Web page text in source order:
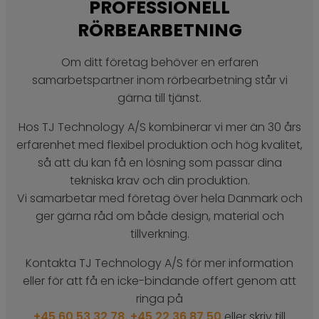
PROFESSIONELL
RÖRBEARBETNING
Om ditt företag behöver en erfaren
samarbetspartner inom rörbearbetning står vi
gärna till tjänst.
Hos TJ Technology A/S kombinerar vi mer än 30 års
erfarenhet med flexibel produktion och hög kvalitet,
så att du kan få en lösning som passar dina
tekniska krav och din produktion.
Vi samarbetar med företag över hela Danmark och
ger gärna råd om både design, material och
tillverkning.
Kontakta TJ Technology A/S för mer information
eller för att få en icke-bindande offert genom att
ringa på